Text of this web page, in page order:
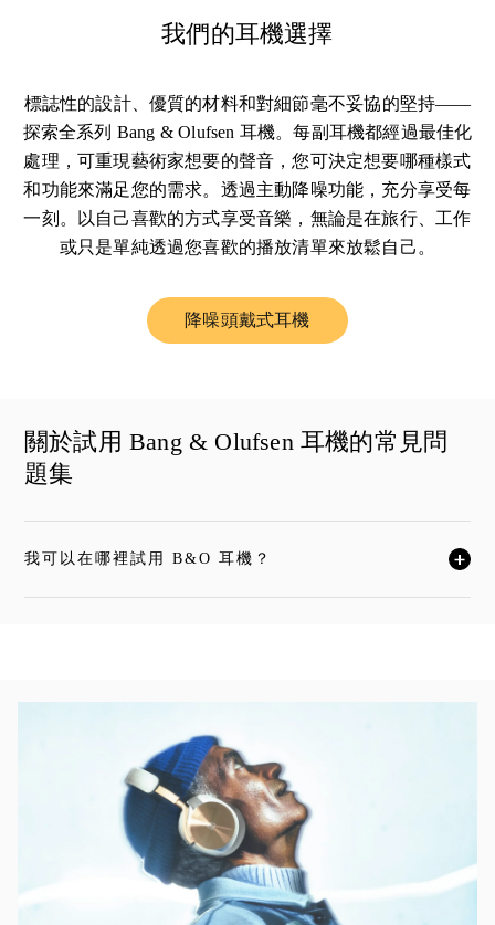
我們的耳機選擇
標誌性的設計、優質的材料和對細節毫不妥協的堅持——
探索全系列 Bang & Olufsen 耳機。每副耳機都經過最佳化
處理，可重現藝術家想要的聲音，您可決定想要哪種樣式
和功能來滿足您的需求。透過主動降噪功能，充分享受每
一刻。以自己喜歡的方式享受音樂，無論是在旅行、工作
或只是單純透過您喜歡的播放清單來放鬆自己。
降噪頭戴式耳機Link Opens in New Tab
關於試用 Bang & Olufsen 耳機的常見問
題集
我可以在哪裡試用 B&O 耳機？
按一下後可展開描述內容並繼續閱讀